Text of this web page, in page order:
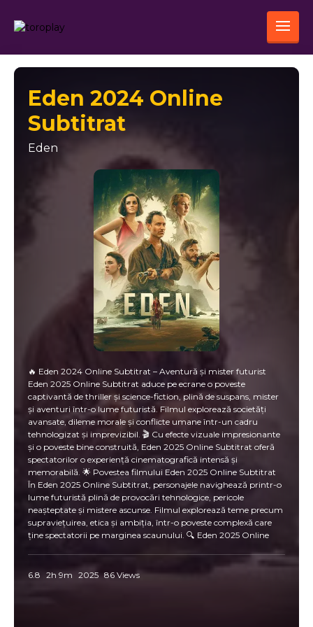
Eden 2024 Online
Subtitrat
Eden
🔥 Eden 2024 Online Subtitrat – Aventură și mister futurist
Eden 2025 Online Subtitrat aduce pe ecrane o poveste
captivantă de thriller și science-fiction, plină de suspans, mister
și aventuri într-o lume futuristă. Filmul explorează societăți
avansate, dileme morale și conflicte umane într-un cadru
tehnologizat și imprevizibil. 🎬 Cu efecte vizuale impresionante
și o poveste bine construită, Eden 2025 Online Subtitrat oferă
spectatorilor o experiență cinematografică intensă și
memorabilă. 🌟 Povestea filmului Eden 2025 Online Subtitrat
În Eden 2025 Online Subtitrat, personajele navighează printr-o
lume futuristă plină de provocări tehnologice, pericole
neașteptate și mistere ascunse. Filmul explorează teme precum
supraviețuirea, etica și ambiția, într-o poveste complexă care
ține spectatorii pe marginea scaunului. 🔍 Eden 2025 Online
limită, confruntându-l cu decizii morale și dileme care îi testează
curajul și inteligența. Acțiunea se desfășoară rapid, alternând
6.8 2h 9m 2025 86 Views